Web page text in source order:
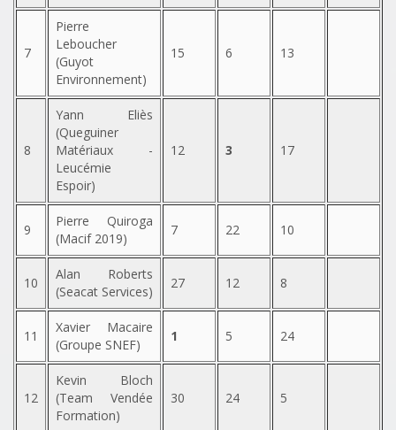
7
Pierre
Leboucher
(Guyot
Environnement)
15 6 13
8
Yann Eliès
(Queguiner
Matériaux -
Leucémie
Espoir)
12 3 17
9
Pierre Quiroga
(Macif 2019)
7 22 10
10
Alan Roberts
(Seacat Services)
27 12 8
11
Xavier Macaire
(Groupe SNEF)
1 5 24
12
Kevin Bloch
(Team Vendée
Formation)
30 24 5